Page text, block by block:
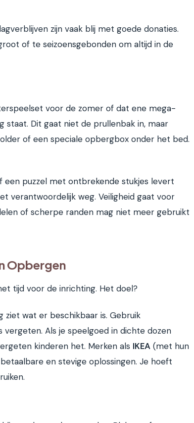
zijn vaak blij met goede donaties.
of te seizoensgebonden om altijd in de
voor de zomer of dat ene mega-
staat. Dit gaat niet de prullenbak in, maar
of een speciale opbergbox onder het bed.
een puzzel met ontbrekende stukjes levert
verantwoordelijk weg. Veiligheid gaat voor
of scherpe randen mag niet meer gebruikt
Opbergen
tijd voor de inrichting. Het doel?
ziet wat er beschikbaar is. Gebruik
Als je speelgoed in dichte dozen
kinderen het. Merken als IKEA (met hun
en stevige oplossingen. Je hoeft